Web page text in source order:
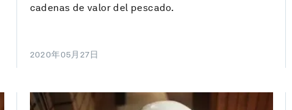
cadenas de valor del pescado.
2020年05月27日